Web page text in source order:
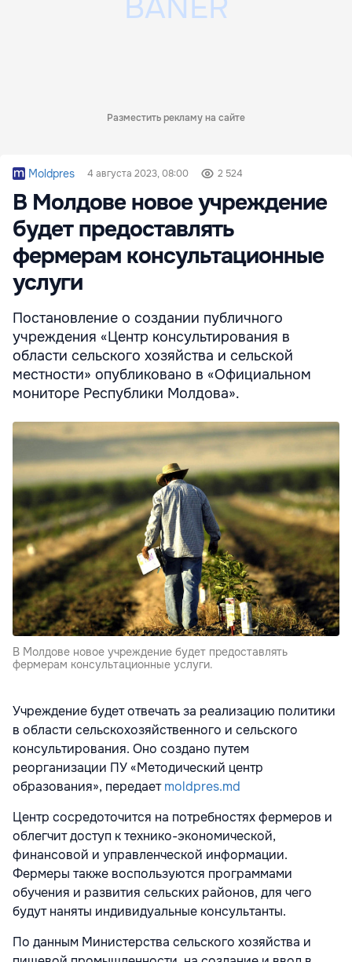
Разместить рекламу на сайте
Moldpres 4 августа 2023, 08:00 2 524
В Молдове новое учреждение
будет предоставлять
фермерам консультационные
услуги
Постановление о создании публичного
учреждения «Центр консультирования в
области сельского хозяйства и сельской
местности» опубликовано в «Официальном
мониторе Республики Молдова».
В Молдове новое учреждение будет предоставлять
фермерам консультационные услуги.
Учреждение будет отвечать за реализацию политики
в области сельскохозяйственного и сельского
консультирования. Оно создано путем
реорганизации ПУ «Методический центр
образования», передаетmoldpres.md
Центр сосредоточится на потребностях фермеров и
облегчит доступ к технико-экономической,
финансовой и управленческой информации.
Фермеры также воспользуются программами
обучения и развития сельских районов, для чего
будут наняты индивидуальные консультанты.
По данным Министерства сельского хозяйства и